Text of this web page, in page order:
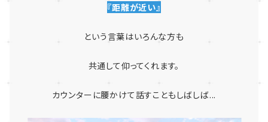
『距離が近い』
という言葉はいろんな方も
共通して仰ってくれます。
カウンターに腰かけて話すこともしばしば...